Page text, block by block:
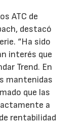
ATC de
destacó
“Ha sido
interés que
Trend. En
mantenidas
que las
a
rentabilidad